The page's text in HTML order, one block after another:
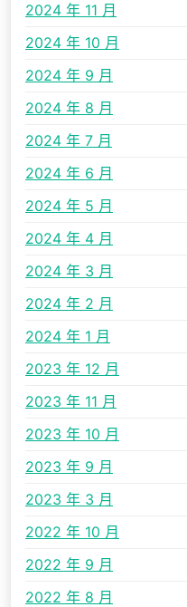
2024 年 11 月
2024 年 10 月
2024 年 9 月
2024 年 8 月
2024 年 7 月
2024 年 6 月
2024 年 5 月
2024 年 4 月
2024 年 3 月
2024 年 2 月
2024 年 1 月
2023 年 12 月
2023 年 11 月
2023 年 10 月
2023 年 9 月
2023 年 3 月
2022 年 10 月
2022 年 9 月
2022 年 8 月